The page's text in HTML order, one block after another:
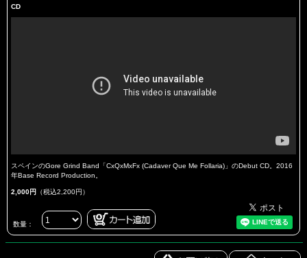
CD
スペインのGore Grind Band「CxQxMxFx (Cadaver Que Me Follaria)」のDebut CD。2016
年Base Record Production。
2,000円 （税込2,200円）
数量：